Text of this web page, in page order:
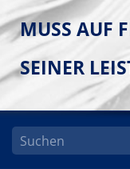
MUSS AUF
SEINER